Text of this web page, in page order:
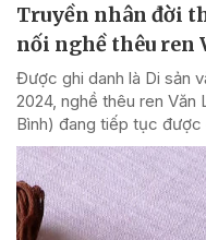
Truyền nhân đời
nối nghề thêu ren
Được ghi danh là Di sản
2024, nghề thêu ren Văn
Bình) đang tiếp tục được